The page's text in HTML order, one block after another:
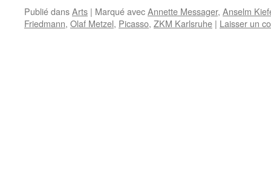
Publié dansArts | Marqué avecAnnette Messager, Anselm
Friedmann, Olaf Metzel, Picasso, ZKM Karlsruhe | Laisser un